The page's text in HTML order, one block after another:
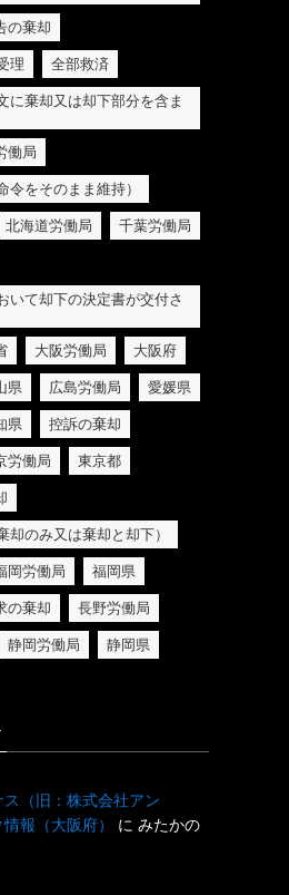
の棄却
理 全部救済
に棄却又は却下部分を含ま
働局
令をそのまま維持）
北海道労働局 千葉労働局
いて却下の決定書が交付さ
大阪労働局 大阪府
県 広島労働局 愛媛県
県 控訴の棄却
労働局 東京都
却のみ又は棄却と却下）
岡労働局 福岡県
の棄却 長野労働局
静岡労働局 静岡県
ス（旧：株式会社アン
報（大阪府）
に みたかの